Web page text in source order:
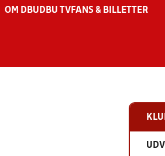
OM DBU DBU TV FANS & BILLETTER